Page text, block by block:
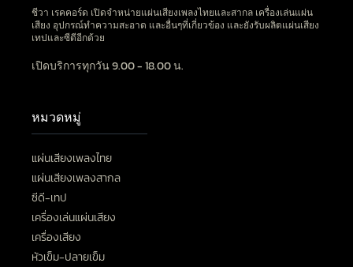
ชีวา เรคคอร์ด เปิดจำหน่ายแผ่นเสียงเพลงไทยและสากล เครื่องเล่นแผ่น
เสียง อุปกรณ์ทำความสะอาด และอื่นๆที่เกี่ยวข้อง และยังรับผลิตแผ่นเสียง
เทปและซีดีอีกด้วย
เปิดบริการทุกวัน 9.00 - 18.00 น.
หมวดหมู่
แผ่นเสียงเพลงไทย
แผ่นเสียงเพลงสากล
ซีดี-เทป
เครื่องเล่นแผ่นเสียง
เครื่องเสียง
หัวเข็ม-ปลายเข็ม